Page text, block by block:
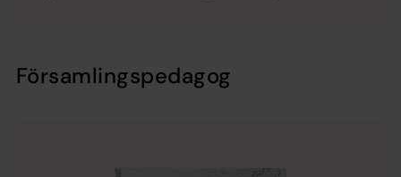
Församlingspedagog